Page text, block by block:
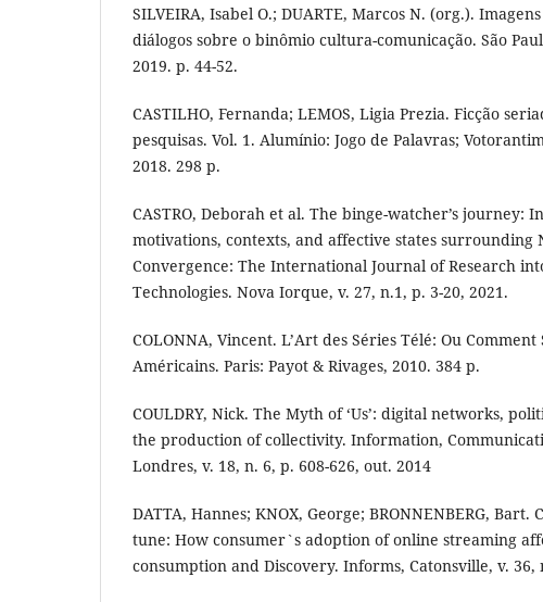
SILVEIRA, Isabel O.; DUARTE, Marcos N. (org.).
diálogos sobre o binômio cultura-comunicação. São
2019. p. 44-52.
CASTILHO, Fernanda; LEMOS, Ligia Prezia. Ficção
pesquisas. Vol. 1. Alumínio: Jogo de Palavras;
2018. 298 p.
CASTRO, Deborah et al. The binge-watcher’s journey:
motivations, contexts, and affective states surrounding
Convergence: The International Journal of Research
Technologies. Nova Iorque, v. 27, n.1, p. 3-20, 2021.
COLONNA, Vincent. L’Art des Séries Télé: Ou Comment
Américains. Paris: Payot & Rivages, 2010. 384 p.
COULDRY, Nick. The Myth of ‘Us’: digital networks,
the production of collectivity. Information,
Londres, v. 18, n. 6, p. 608-626, out. 2014
DATTA, Hannes; KNOX, George; BRONNENBERG, Bart.
tune: How consumer`s adoption of online streaming
consumption and Discovery. Informs, Catonsville, v. 36,